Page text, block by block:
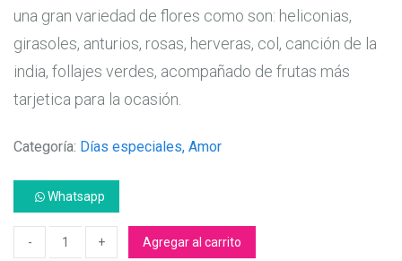
una gran variedad de flores como son: heliconias,
girasoles, anturios, rosas, herveras, col, canción de la
india, follajes verdes, acompañado de frutas más
tarjetica para la ocasión.
Categoría: Días especiales, Amor
Whatsapp
Agregar al carrito